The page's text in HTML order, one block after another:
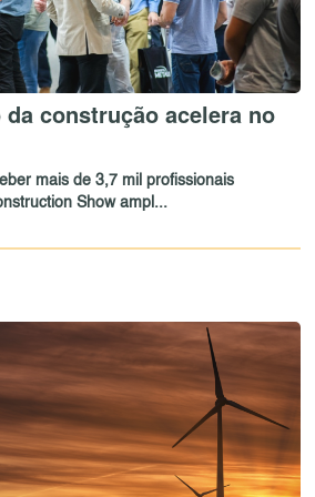
construção acelera no
mais de 3,7 mil profissionais
Show ampl...